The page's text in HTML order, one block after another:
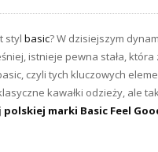
styl basic? W dzisiejszym
istnieje pewna stała,
czyli tych kluczowych
kawałki odzieży, ale
polskiej marki Basic Feel